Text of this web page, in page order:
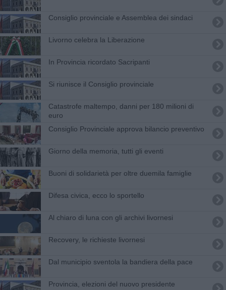
Consiglio provinciale e Assemblea dei sindaci
Livorno celebra la Liberazione
In Provincia ricordato Sacripanti
Si riunisce il Consiglio provinciale
Catastrofe maltempo, danni per 180 milioni di
euro
Consiglio Provinciale approva bilancio preventivo
Giorno della memoria, tutti gli eventi
Buoni di solidarietà per oltre duemila famiglie
Difesa civica, ecco lo sportello
Al chiaro di luna con gli archivi livornesi
Recovery, le richieste livornesi
Dal municipio sventola la bandiera della pace
Provincia, elezioni del nuovo presidente